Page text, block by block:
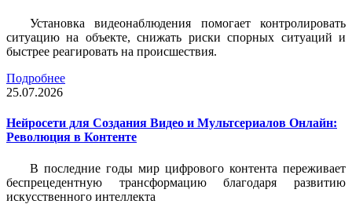
Установка видеонаблюдения помогает контролировать
ситуацию на объекте, снижать риски спорных ситуаций и
быстрее реагировать на происшествия.
Подробнее
25.07.2026
Нейросети для Создания Видео и Мультсериалов Онлайн:
Революция в Контенте
В последние годы мир цифрового контента переживает
беспрецедентную трансформацию благодаря развитию
искусственного интеллекта